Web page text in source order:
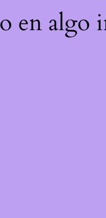
en algo